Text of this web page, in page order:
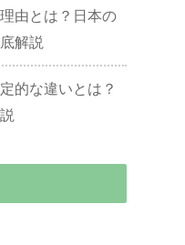
由とは？日本の
解説
的な違いとは？